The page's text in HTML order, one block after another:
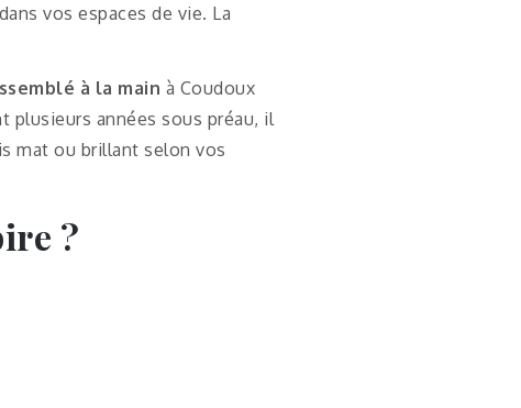
vos espaces de vie. La
à la main à Coudoux
plusieurs années sous préau, il
mat ou brillant selon vos
?